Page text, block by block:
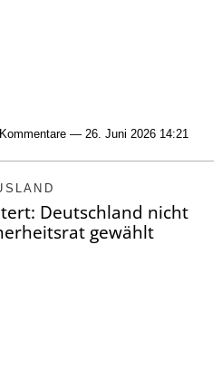
Kommentare — 26. Juni 2026 14:21
Deutschland nicht
gewählt